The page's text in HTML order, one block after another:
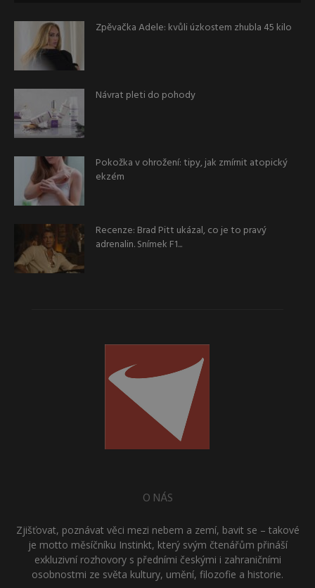
Zpěvačka Adele: kvůli úzkostem zhubla 45 kilo
Návrat pleti do pohody
Pokožka v ohrožení: tipy, jak zmírnit atopický
ekzém
Recenze: Brad Pitt ukázal, co je to pravý
adrenalin. Snímek F1...
O NÁS
Zjišťovat, poznávat věci mezi nebem a zemí, bavit se – takové
je motto měsíčníku Instinkt, který svým čtenářům přináší
exkluzivní rozhovory s předními českými i zahraničními
osobnostmi ze světa kultury, umění, filozofie a historie.